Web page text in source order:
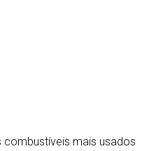
mais usados